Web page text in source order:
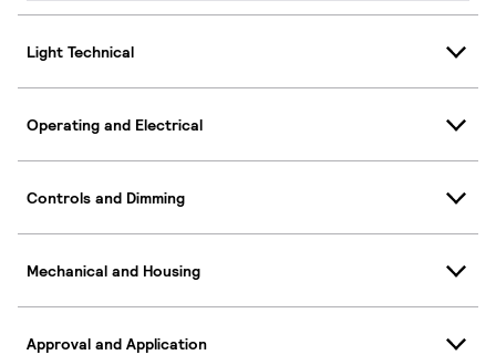
Light Technical
Operating and Electrical
Controls and Dimming
Mechanical and Housing
Approval and Application